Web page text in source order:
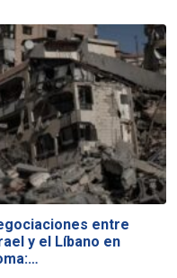
entre
y el Líbano en